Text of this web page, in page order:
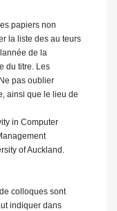
papiers non
la liste des au teurs
de la
du titre. Les
pas oublier
ainsi que le lieu de
in Computer
of Auckland.
colloques sont
indiquer dans